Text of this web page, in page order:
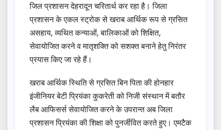
जिल प्रशासन देहरादून चरितार्थ कर रहा है। जिला
प्रशासन के एकल स्ट्रोक से खराब आर्थिक रूप से ग्रसित
असहाय, व्यथित कन्याओं, बालिकाओं को शिक्षित,
सेवायोजित करने व मातृशक्ति को सशक्त बनाने हेतु निरंतर
प्रयास किए जा रहे हैं।
खराब आर्थिक स्थिति से ग्रसित बिन पिता की होनहार
इंजीनियर बेटी प्रियंका कुकरेती को निजी संस्थान में बतौर
लैब आफिसर्स सेवायोजित करने के उपरान्त अब जिला
प्रशासन प्रियंका की शिक्षा को पुनर्जीवित करते हुए। एमटैक